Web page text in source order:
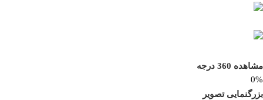
مشاهده 360 درجه
0%
بزرگنمایی تصویر